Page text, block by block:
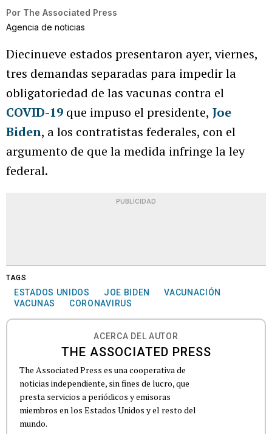
Por The Associated Press
Agencia de noticias
Diecinueve estados presentaron ayer, viernes,
tres demandas separadas para impedir la
obligatoriedad de las vacunas contra el
COVID-19 que impuso el presidente, Joe
Biden, a los contratistas federales, con el
argumento de que la medida infringe la ley
federal.
PUBLICIDAD
TAGS
ESTADOS UNIDOS JOE BIDEN
VACUNACIÓN
VACUNAS
CORONAVIRUS
ACERCA DEL AUTOR
THE ASSOCIATED PRESS
The Associated Press es una cooperativa de
noticias independiente, sin fines de lucro, que
presta servicios a periódicos y emisoras
miembros en los Estados Unidos y el resto del
mundo.